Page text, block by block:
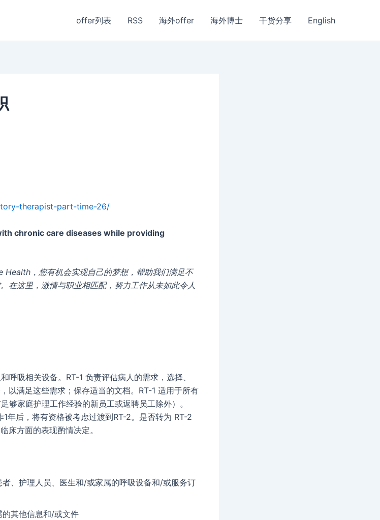
offer列表 RSS 海外offer 海外博士 干货分享 English
therapist-part-time-26/
chronic care diseases while providing
Health，您有机会实现自己的梦想，帮助我们满足不
在这里，激情与职业相匹配，努力工作从未如此令人
呼吸相关设备。RT-1 负责评估病人的需求，选择、
以满足这些需求；保存适当的文档。RT-1 适用于所有
够家庭护理工作经验的新员工或返聘员工除外）。
年后，将有资格被考虑过渡到RT-2。是否转为 RT-2
床方面的表现酌情决定。
、护理人员、医生和/或家属的呼吸设备和/或服务订
其他信息和/或文件